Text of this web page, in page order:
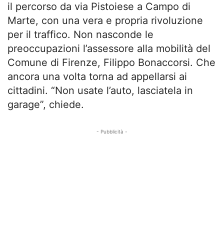
il percorso da via Pistoiese a Campo di
Marte, con una vera e propria rivoluzione
per il traffico. Non nasconde le
preoccupazioni l’assessore alla mobilità del
Comune di Firenze, Filippo Bonaccorsi. Che
ancora una volta torna ad appellarsi ai
cittadini. “Non usate l’auto, lasciatela in
garage”, chiede.
- Pubblicità -